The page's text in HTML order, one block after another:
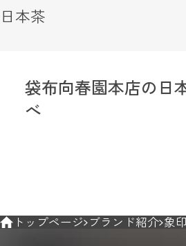
日本茶
袋布向春園本店の日
べ
トップページ ブランド紹介 象